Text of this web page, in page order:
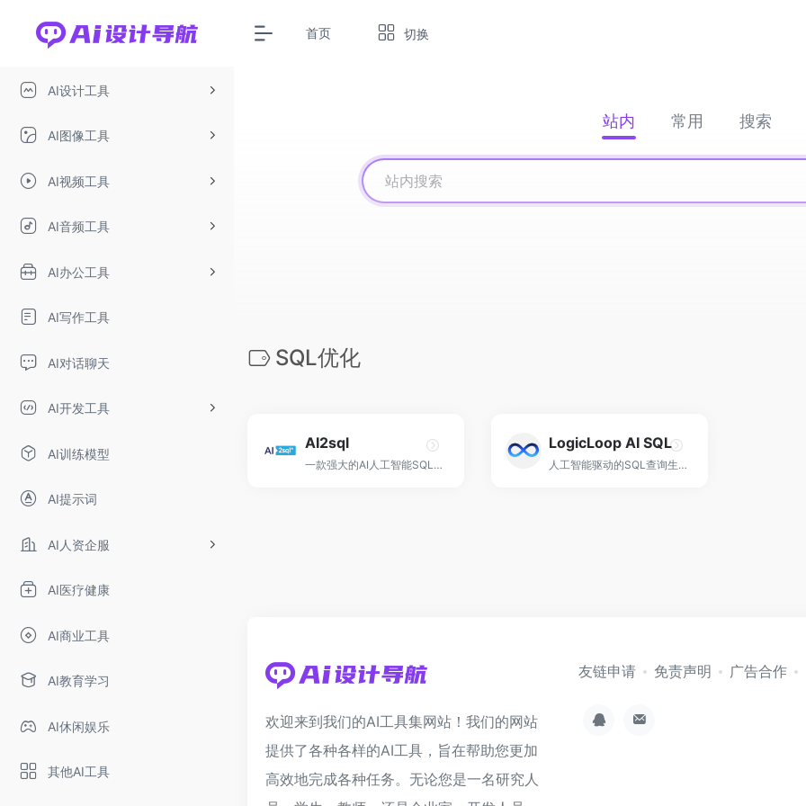
AI设计工具
AI图像工具
AI视频工具
AI音频工具
AI办公工具
AI写作工具
AI对话聊天
AI开发工具
AI训练模型
AI提示词
AI人资企服
AI医疗健康
AI商业工具
AI教育学习
AI休闲娱乐
其他AI工具
首页 切换
站内 常用 搜索
SQL优化
AI2sql
一款强大的AI人工智能SQL查询生成工具！
LogicLoop AI SQL
人工智能驱动的SQL查询生成、优化和调试！
欢迎来到我们的AI工具集网站！我们的网站
提供了各种各样的AI工具，旨在帮助您更加
高效地完成各种任务。无论您是一名研究人
友链申请 免责声明 广告合作